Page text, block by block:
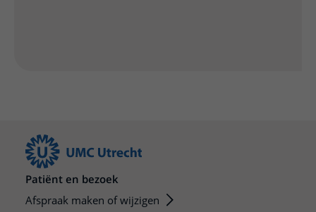
Patiënt en bezoek
Afspraak maken of wijzigen